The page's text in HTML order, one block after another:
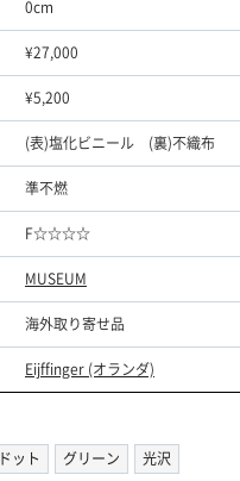
0cm
¥27,000
¥5,200
(表)塩化ビニール (裏)不織布
準不燃
F☆☆☆☆
MUSEUM
海外取り寄せ品
Eijffinger (オランダ)
ドット グリーン 光沢